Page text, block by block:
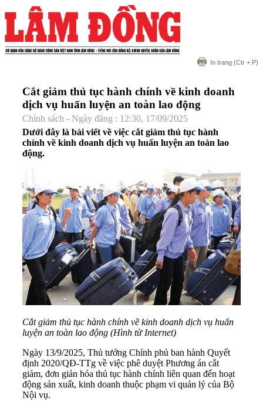
In trang (Ctr + P)
Cắt giảm thủ tục hành chính về kinh doanh
dịch vụ huấn luyện an toàn lao động
Chính sách - Ngày đăng : 12:30, 17/09/2025
Dưới đây là bài viết về việc cắt giảm thủ tục hành
chính về kinh doanh dịch vụ huấn luyện an toàn lao
động.
Cắt giảm thủ tục hành chính về kinh doanh dịch vụ huấn
luyện an toàn lao động (Hình từ Internet)
Ngày 13/9/2025, Thủ tướng Chính phủ ban hành Quyết
định 2020/QĐ-TTg về việc phê duyệt Phương án cắt
giảm, đơn giản hóa thủ tục hành chính liên quan đến hoạt
động sản xuất, kinh doanh thuộc phạm vi quản lý của Bộ
Nội vụ.